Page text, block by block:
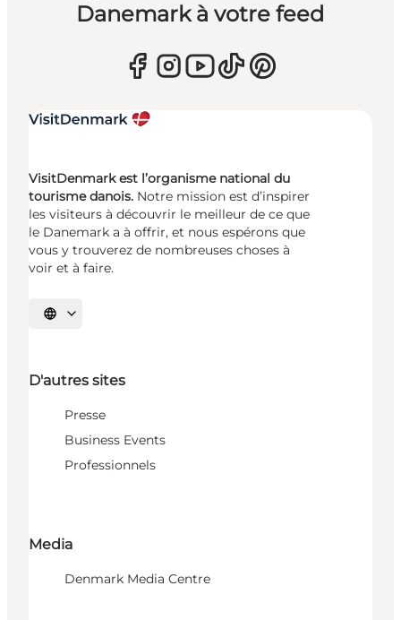
Danemark à votre feed
VisitDenmark est l’organisme national du
tourisme danois. Notre mission est d’inspirer
les visiteurs à découvrir le meilleur de ce que
le Danemark a à offrir, et nous espérons que
vous y trouverez de nombreuses choses à
voir et à faire.
Choisissez la langue
D'autres sites
Presse
Business Events
Professionnels
Media
Denmark Media Centre